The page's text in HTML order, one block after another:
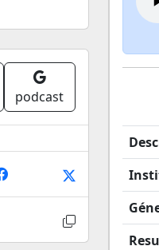
podcast